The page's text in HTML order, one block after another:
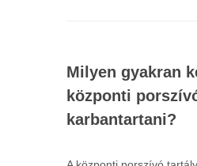
Milyen gyakran
központi
karbantartani?